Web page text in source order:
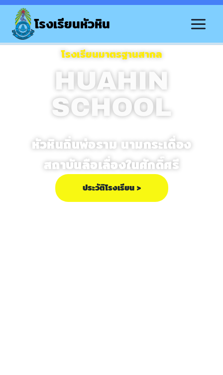
โรงเรียนหัวหิน
โรงเรียนมาตรฐานสากล
HUAHIN
SCHOOL
หัวหินถิ่นพ่อราม นามกระเดื่อง
สถาบันลือเลื่องในศักดิ์ศรี
ประวัติโรงเรียน >